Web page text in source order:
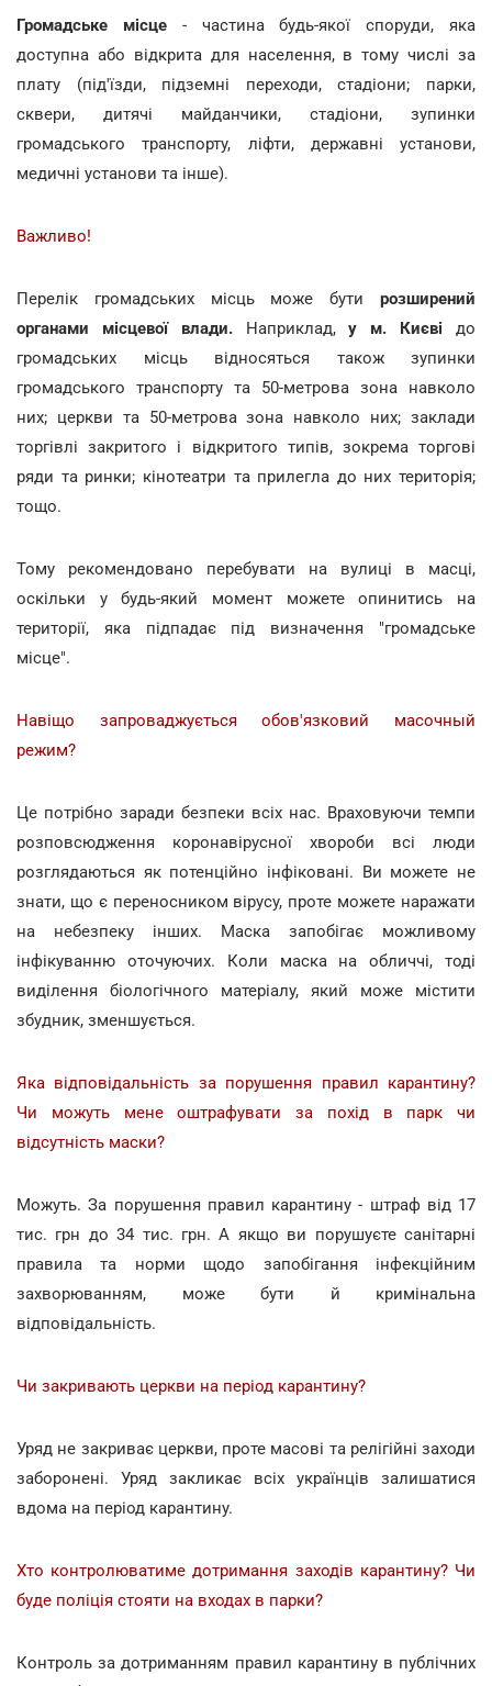
Громадське місце- частина будь-якої споруди, яка
доступна або відкрита для населення, в тому числі за
плату (під'їзди, підземні переходи, стадіони; парки,
сквери, дитячі майданчики, стадіони, зупинки
громадського транспорту, ліфти, державні установи,
медичні установи та інше).
Важливо!
Перелік громадських місць може бути розширений
органами місцевої влади. Наприклад,у м. Києві до
громадських місць відносяться також зупинки
громадського транспорту та 50-метрова зона навколо
них; церкви та 50-метрова зона навколо них; заклади
торгівлі закритого і відкритого типів, зокрема торгові
ряди та ринки; кінотеатри та прилегла до них територія;
тощо.
Тому рекомендовано перебувати на вулиці в масці,
оскільки у будь-який момент можете опинитись на
території, яка підпадає під визначення "громадське
місце".
Навіщо запроваджується обов'язковий масочный
режим?
Це потрібно заради безпеки всіх нас. Враховуючи темпи
розповсюдження коронавірусної хвороби всі люди
розглядаються як потенційно інфіковані. Ви можете не
знати, що є переносником вірусу, проте можете наражати
на небезпеку інших. Маска запобігає можливому
інфікуванню оточуючих. Коли маска на обличчі, тоді
виділення біологічного матеріалу, який може містити
збудник, зменшується.
Яка відповідальність за порушення правил карантину?
Чи можуть мене оштрафувати за похід в парк чи
відсутність маски?
Можуть. За порушення правил карантину - штраф від 17
тис. грн до 34 тис. грн. А якщо ви порушуєте санітарні
правила та норми щодо запобігання інфекційним
захворюванням, може бути й кримінальна
відповідальність.
Чи закривають церкви на період карантину?
Уряд не закриває церкви, проте масові та релігійні заходи
заборонені. Уряд закликає всіх українців залишатися
вдома на період карантину.
Хто контролюватиме дотримання заходів карантину? Чи
буде поліція стояти на входах в парки?
Контроль за дотриманням правил карантину в публічних